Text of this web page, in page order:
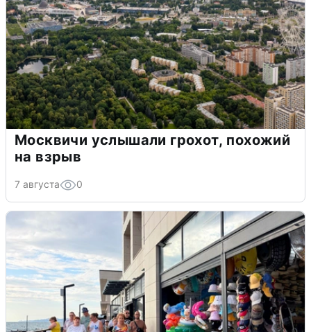
Москвичи услышали грохот, похожий
на взрыв
7 августа 0